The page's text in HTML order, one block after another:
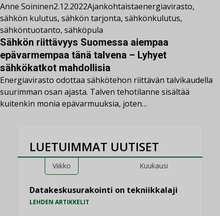
Anne Soininen2.12.2022Ajankohtaistaenergiavirasto,
sähkön kulutus, sähkön tarjonta, sähkönkulutus,
sähköntuotanto, sähköpula
Sähkön riittävyys Suomessa aiempaa
epävarmempaa tänä talvena – Lyhyet
sähkökatkot mahdollisia
Energiavirasto odottaa sähkötehon riittävän talvikaudella
suurimman osan ajasta. Talven tehotilanne sisältää
kuitenkin monia epävarmuuksia, joten…
LUETUIMMAT UUTISET
Viikko Kuukausi
Datakeskusurakointi on tekniikkalaji
LEHDEN ARTIKKELIT